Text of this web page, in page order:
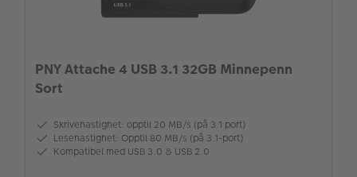
PNY Attache 4 USB 3.1 32GB Minnepenn
Sort
Skrivehastighet: opptil 20 MB/s (på 3.1 port)
Lesehastighet: Opptil 80 MB/s (på 3.1-port)
Kompatibel med USB 3.0 & USB 2.0